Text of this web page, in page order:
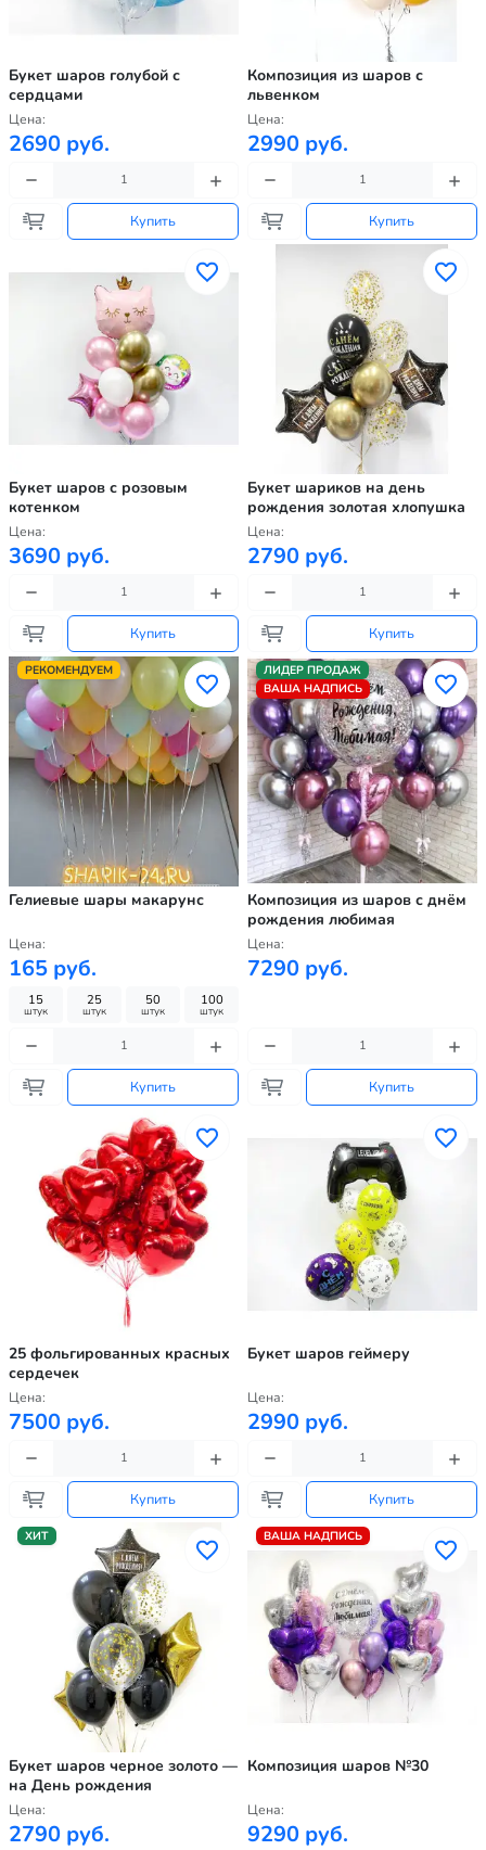
Букет шаров голубой с
сердцами
Цена:
2690 руб.
Купить
Композиция из шаров с
львенком
Цена:
2990 руб.
Купить
Букет шаров с розовым
котенком
Цена:
3690 руб.
Купить
Букет шариков на день
рождения золотая хлопушка
Цена:
2790 руб.
Купить
РЕКОМЕНДУЕМ
Гелиевые шары макарунс
Цена:
165 руб.
15
штук
25
штук
50
штук
100
штук
Купить
ЛИДЕР ПРОДАЖ
ВАША НАДПИСЬ
Композиция из шаров с днём
рождения любимая
Цена:
7290 руб.
Купить
25 фольгированных красных
сердечек
Цена:
7500 руб.
Купить
Букет шаров геймеру
Цена:
2990 руб.
Купить
ХИТ
Букет шаров черное золото —
на День рождения
Цена:
2790 руб.
ВАША НАДПИСЬ
Композиция шаров №30
Цена:
9290 руб.